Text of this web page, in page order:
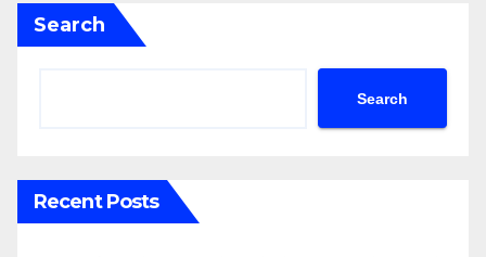
Search
Search
Recent Posts